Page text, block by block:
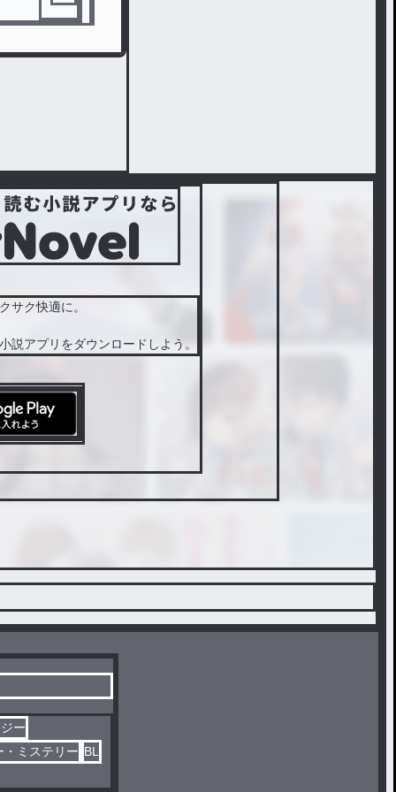
サク快適に。
説アプリをダウンロードしよう。
ー
・ミステリー BL